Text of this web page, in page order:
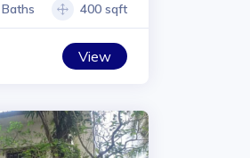
400 sqft
View